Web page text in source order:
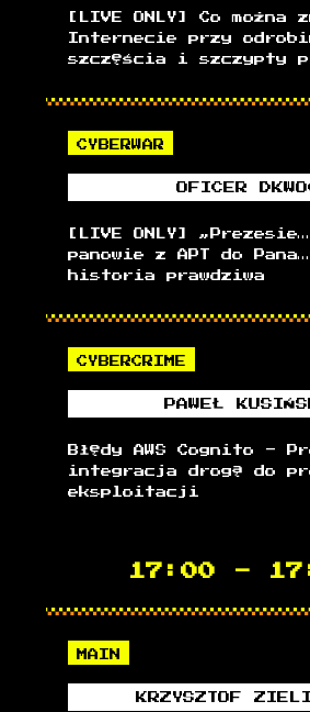
[LIVE ONLY] Co można
Internecie przy
szczęścia i szczypty
CYBERWAR
[LIVE ONLY]
panowie z APT do
historia prawdziwa
OFICER
CYBERCRIME
Błędy AWS Cognito -
integracja drogą do
eksploitacji
PAWEŁ
17:00 -
MAIN
KRZYSZTOF